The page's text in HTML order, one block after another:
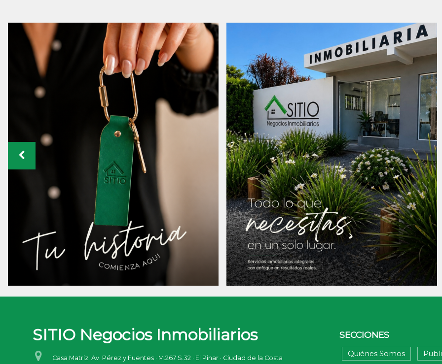
SITIO Negocios Inmobiliarios
Casa Matriz: Av. Pérez y Fuentes · M.267 S.32 · El Pinar · Ciudad de la Costa
SECCIONES
Quiénes Somos